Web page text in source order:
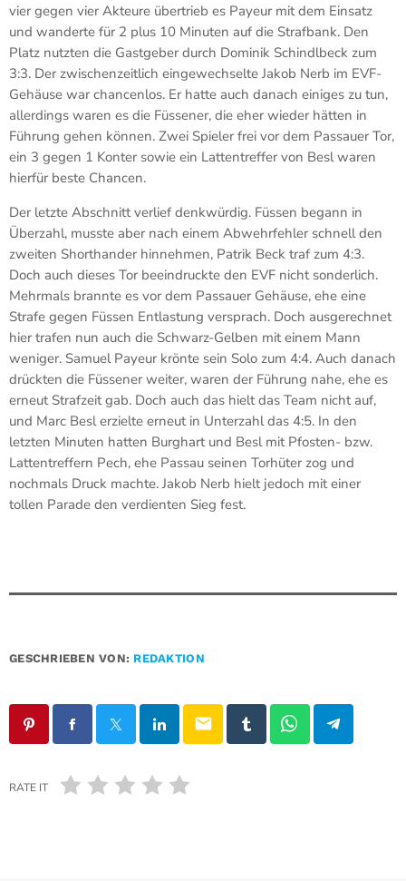
vier gegen vier Akteure übertrieb es Payeur mit dem Einsatz
und wanderte für 2 plus 10 Minuten auf die Strafbank. Den
Platz nutzten die Gastgeber durch Dominik Schindlbeck zum
3:3. Der zwischenzeitlich eingewechselte Jakob Nerb im EVF-
Gehäuse war chancenlos. Er hatte auch danach einiges zu tun,
allerdings waren es die Füssener, die eher wieder hätten in
Führung gehen können. Zwei Spieler frei vor dem Passauer Tor,
ein 3 gegen 1 Konter sowie ein Lattentreffer von Besl waren
hierfür beste Chancen.
Der letzte Abschnitt verlief denkwürdig. Füssen begann in
Überzahl, musste aber nach einem Abwehrfehler schnell den
zweiten Shorthander hinnehmen, Patrik Beck traf zum 4:3.
Doch auch dieses Tor beeindruckte den EVF nicht sonderlich.
Mehrmals brannte es vor dem Passauer Gehäuse, ehe eine
Strafe gegen Füssen Entlastung versprach. Doch ausgerechnet
hier trafen nun auch die Schwarz-Gelben mit einem Mann
weniger. Samuel Payeur krönte sein Solo zum 4:4. Auch danach
drückten die Füssener weiter, waren der Führung nahe, ehe es
erneut Strafzeit gab. Doch auch das hielt das Team nicht auf,
und Marc Besl erzielte erneut in Unterzahl das 4:5. In den
letzten Minuten hatten Burghart und Besl mit Pfosten- bzw.
Lattentreffern Pech, ehe Passau seinen Torhüter zog und
nochmals Druck machte. Jakob Nerb hielt jedoch mit einer
tollen Parade den verdienten Sieg fest.
GESCHRIEBEN VON: REDAKTION
email
RATE IT